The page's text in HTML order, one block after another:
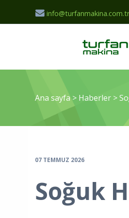
info@turfanmakina.com.tr
Ana sayfa > Haberler >
07 TEMMUZ 2026
Soğuk